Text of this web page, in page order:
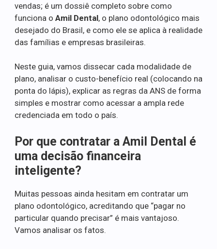
vendas; é um dossiê completo sobre como
funciona o Amil Dental, o plano odontológico mais
desejado do Brasil, e como ele se aplica à realidade
das famílias e empresas brasileiras.
Neste guia, vamos dissecar cada modalidade de
plano, analisar o custo-benefício real (colocando na
ponta do lápis), explicar as regras da ANS de forma
simples e mostrar como acessar a ampla rede
credenciada em todo o país.
Por que contratar a Amil Dental é
uma decisão financeira
inteligente?
Muitas pessoas ainda hesitam em contratar um
plano odontológico, acreditando que “pagar no
particular quando precisar” é mais vantajoso.
Vamos analisar os fatos.